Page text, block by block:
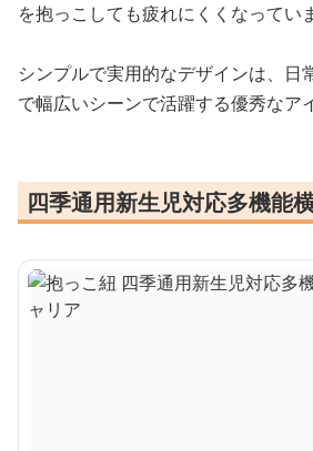
を抱っこしても疲れにくくなってい
シンプルで実用的なデザインは、日
で幅広いシーンで活躍する優秀なア
四季通用新生児対応多機能